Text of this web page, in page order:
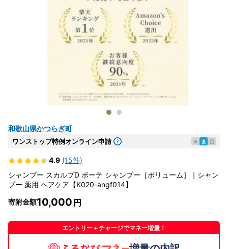
和歌山県かつらぎ町
ワンストップ特例オンライン申請 e ま 自
4.9 (15件)
シャンプー スカルプD ボーテ シャンプー［ボリューム］｜シャン
プー 薬用 ヘアケア【K020-angf014】
寄附金額10,000
エントリー＋チャージでマネー増量！